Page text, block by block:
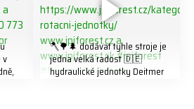
v
🪓🌳🌲 dodávat tyhle stroje je
jedna velká radost 🇩🇪
hydraulické jednotky Deitmer